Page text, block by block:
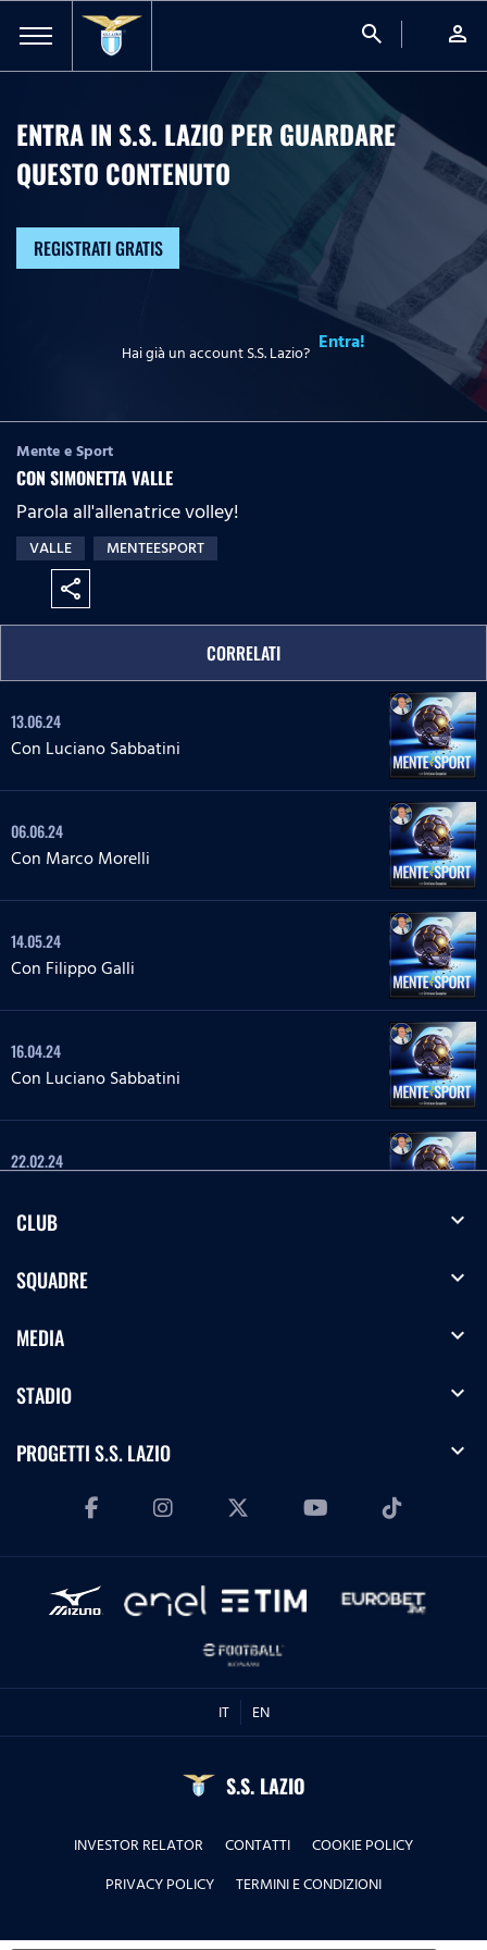
search person
ENTRA IN S.S. LAZIO PER GUARDARE
QUESTO CONTENUTO
REGISTRATI GRATIS
Hai già un account S.S. Lazio? Entra!
Mente e Sport
CON SIMONETTA VALLE
Parola all'allenatrice volley!
VALLE MENTEESPORT
share
CORRELATI
13.06.24
Con Luciano Sabbatini
06.06.24
Con Marco Morelli
14.05.24
Con Filippo Galli
16.04.24
Con Luciano Sabbatini
22.02.24
26.01.24
Con la Dr.ssa Giorgia Tanturli
Con Luca Sighinolfi
Con Riccardo Budoni
20.10.23
Con Arturo Mariani
Con Roberto De Cosmi
CLUB expand_more
SQUADRE expand_more
MEDIA expand_more
STADIO expand_more
PROGETTI S.S. LAZIO expand_more
IT EN
S.S. LAZIO
INVESTOR RELATOR CONTATTI
COOKIE POLICY
PRIVACY POLICY
TERMINI E CONDIZIONI